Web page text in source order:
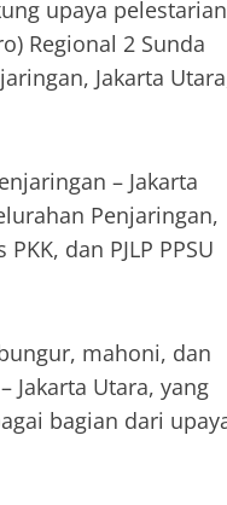
upaya pelestarian
Regional 2 Sunda
Jakarta
– Jakarta
Penjaringan,
dan PJLP PPSU
mahoni, dan
Jakarta Utara, yang
bagian dari